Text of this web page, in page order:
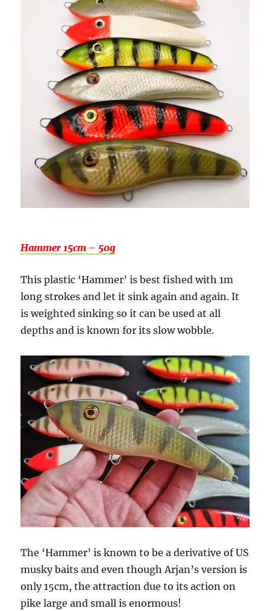
Hammer 15cm – 50g
This plastic ‘Hammer’ is best fished with 1m
long strokes and let it sink again and again. It
is weighted sinking so it can be used at all
depths and is known for its slow wobble.
The ‘Hammer’ is known to be a derivative of US
musky baits and even though Arjan’s version is
only 15cm, the attraction due to its action on
pike large and small is enormous!